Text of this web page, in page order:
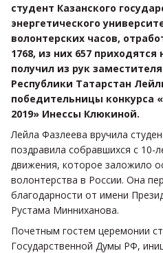
студент Казанского
энергетического
волонтерских часов,
1768, из них 657
получил из рук
Республики Татарстан
победительницы конкурса
2019» Инессы Клюкиной.
Лейла Фазлеева вручила
поздравила собравшихся с 10-
движения, которое заложило
волонтерства в России. Она
благодарности от имени
Рустама Минниханова.
Почетным гостем церемонии
Государственной Думы РФ,